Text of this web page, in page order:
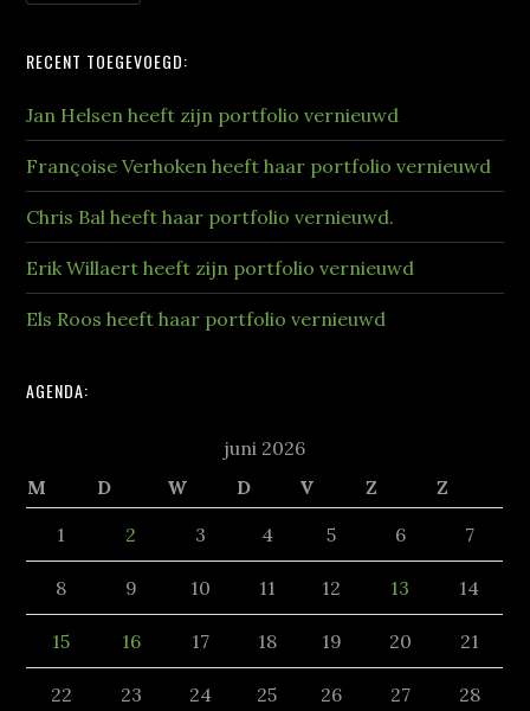
RECENT TOEGEVOEGD:
Jan Helsen heeft zijn portfolio vernieuwd
Françoise Verhoken heeft haar portfolio vernieuwd
Chris Bal heeft haar portfolio vernieuwd.
Erik Willaert heeft zijn portfolio vernieuwd
Els Roos heeft haar portfolio vernieuwd
AGENDA:
juni 2026
M
D W D V Z
Z
1
2 3 4 5 6 7
8 9 10 11 12 13 14
15 16 17 18 19 20 21
22 23 24 25 26 27 28